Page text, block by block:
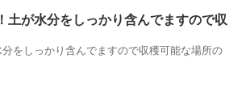
が水分をしっかり含んでますので収
をしっかり含んでますので収穫可能な場所の